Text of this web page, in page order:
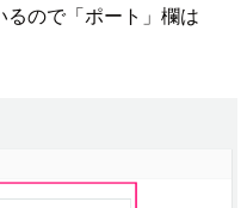
ので「ポート」欄は